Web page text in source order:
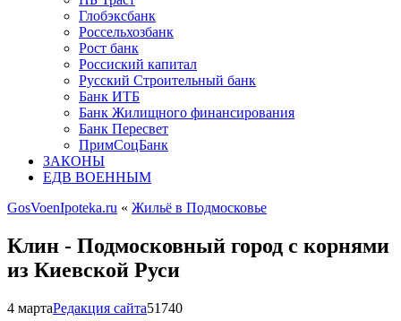
Глобэксбанк
Россельхозбанк
Рост банк
Россиский капитал
Русский Строительный банк
Банк ИТБ
Банк Жилищного финансирования
Банк Пересвет
ПримСоцБанк
ЗАКОНЫ
ЕДВ ВОЕННЫМ
GosVoenIpoteka.ru « Жильё в Подмосковье
Клин - Подмосковный город с корнями
из Киевской Руси
4 мартаРедакция сайта51740